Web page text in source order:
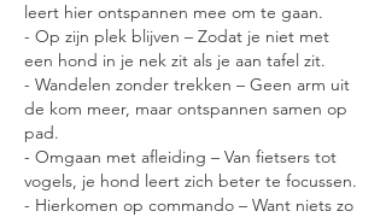
leert hier ontspannen mee om te gaan.
- Op zijn plek blijven – Zodat je niet met
een hond in je nek zit als je aan tafel zit.
- Wandelen zonder trekken – Geen arm uit
de kom meer, maar ontspannen samen op
pad.
- Omgaan met afleiding – Van fietsers tot
vogels, je hond leert zich beter te focussen.
- Hierkomen op commando – Want niets zo